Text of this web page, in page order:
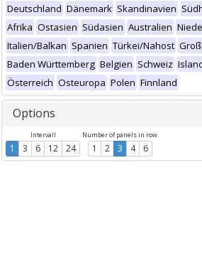
Deutschland Dänemark Skandinavien
Afrika Ostasien Südasien Australien
Italien/Balkan Spanien Türkei/Nahost
Baden Württemberg Belgien Schweiz
Österreich Osteuropa Polen Finnland
Options
Intervall
1 3 6 12 24
Number of panels in row
1 2 3 4 6